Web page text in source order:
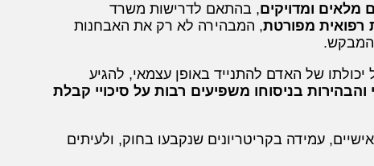
ומדויקים, בהתאם לדרישות משרד
רפואית מפורטת, המבהירה לא רק את האבחנות
המבקש.
של האדם להתנייד באופן עצמאי, להגיע
והבהירות בניסוחו משפיעים רבות על סיכויי קבלת
עמידה בקריטריונים שנקבעו בחוק, ולעיתים